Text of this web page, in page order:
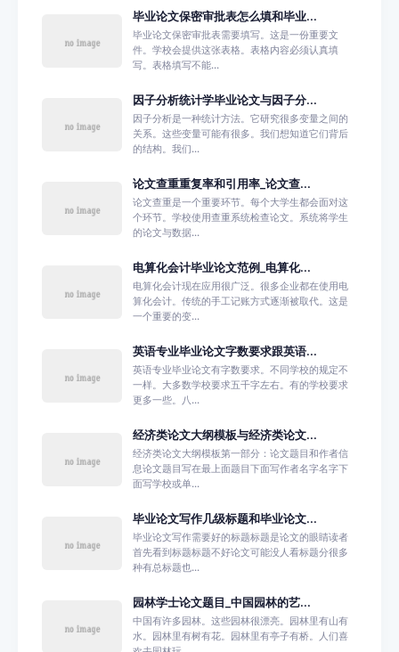
毕业论文保密审批表怎么填和毕业...
毕业论文保密审批表需要填写。这是一份重要文
件。学校会提供这张表格。表格内容必须认真填
写。表格填写不能...
因子分析统计学毕业论文与因子分...
因子分析是一种统计方法。它研究很多变量之间的
关系。这些变量可能有很多。我们想知道它们背后
的结构。我们...
论文查重重复率和引用率_论文查...
论文查重是一个重要环节。每个大学生都会面对这
个环节。学校使用查重系统检查论文。系统将学生
的论文与数据...
电算化会计毕业论文范例_电算化...
电算化会计现在应用很广泛。很多企业都在使用电
算化会计。传统的手工记账方式逐渐被取代。这是
一个重要的变...
英语专业毕业论文字数要求跟英语...
英语专业毕业论文有字数要求。不同学校的规定不
一样。大多数学校要求五千字左右。有的学校要求
更多一些。八...
经济类论文大纲模板与经济类论文...
经济类论文大纲模板第一部分：论文题目和作者信
息论文题目写在最上面题目下面写作者名字名字下
面写学校或单...
毕业论文写作几级标题和毕业论文...
毕业论文写作需要好的标题标题是论文的眼睛读者
首先看到标题标题不好论文可能没人看标题分很多
种有总标题也...
园林学士论文题目_中国园林的艺...
中国有许多园林。这些园林很漂亮。园林里有山有
水。园林里有树有花。园林里有亭子有桥。人们喜